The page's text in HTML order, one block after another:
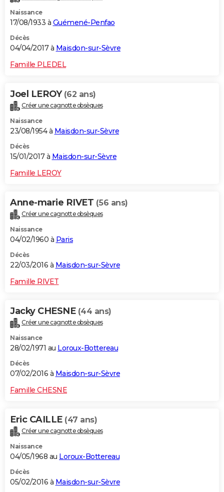
Naissance
17/08/1933 à Guémené-Penfao
Décès
04/04/2017 à Maisdon-sur-Sèvre
Famille PLEDEL
Joel LEROY (62 ans)
Créer une cagnotte obsèques
Naissance
23/08/1954 à Maisdon-sur-Sèvre
Décès
15/01/2017 à Maisdon-sur-Sèvre
Famille LEROY
Anne-marie RIVET (56 ans)
Créer une cagnotte obsèques
Naissance
04/02/1960 à Paris
Décès
22/03/2016 à Maisdon-sur-Sèvre
Famille RIVET
Jacky CHESNE (44 ans)
Créer une cagnotte obsèques
Naissance
28/02/1971 au Loroux-Bottereau
Décès
07/02/2016 à Maisdon-sur-Sèvre
Famille CHESNE
Eric CAILLE (47 ans)
Créer une cagnotte obsèques
Naissance
04/05/1968 au Loroux-Bottereau
Décès
05/02/2016 à Maisdon-sur-Sèvre